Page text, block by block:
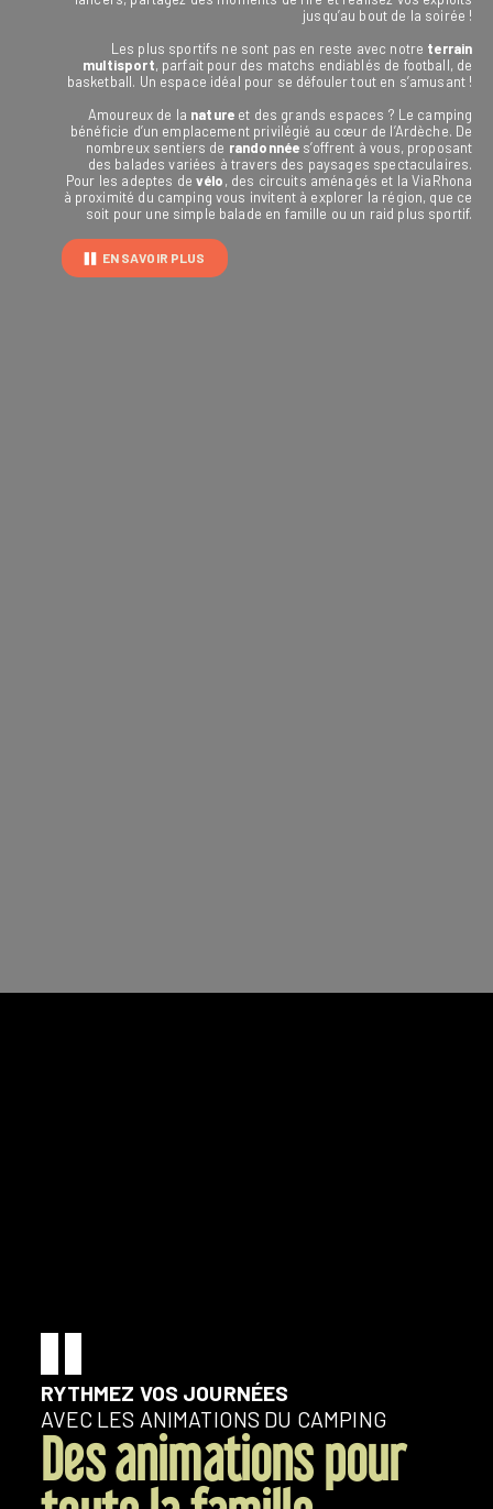
jusqu’au bout de la soirée !
Les plus sportifs ne sont pas en reste avec notre terrain
multisport, parfait pour des matchs endiablés de football, de
basketball. Un espace idéal pour se défouler tout en s’amusant !
Amoureux de la nature et des grands espaces ? Le camping
bénéficie d’un emplacement privilégié au cœur de l’Ardèche. De
nombreux sentiers de randonnée s’offrent à vous, proposant
des balades variées à travers des paysages spectaculaires.
Pour les adeptes devélo, des circuits aménagés et la ViaRhona
à proximité du camping vous invitent à explorer la région, que ce
soit pour une simple balade en famille ou un raid plus sportif.
EN SAVOIR PLUS
RYTHMEZ VOS JOURNÉES
AVEC LES ANIMATIONS DU CAMPING
Des animations pour